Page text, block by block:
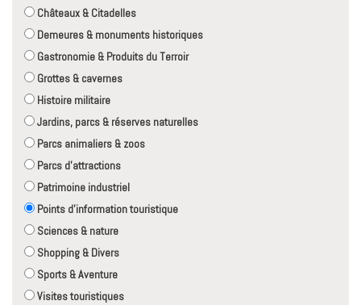
Châteaux & Citadelles
Demeures & monuments historiques
Gastronomie & Produits du Terroir
Grottes & cavernes
Histoire militaire
Jardins, parcs & réserves naturelles
Parcs animaliers & zoos
Parcs d'attractions
Patrimoine industriel
Points d'information touristique
Sciences & nature
Shopping & Divers
Sports & Aventure
Visites touristiques